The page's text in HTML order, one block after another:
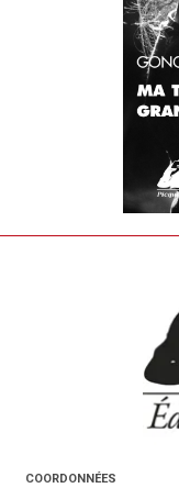
COORDONNÉES